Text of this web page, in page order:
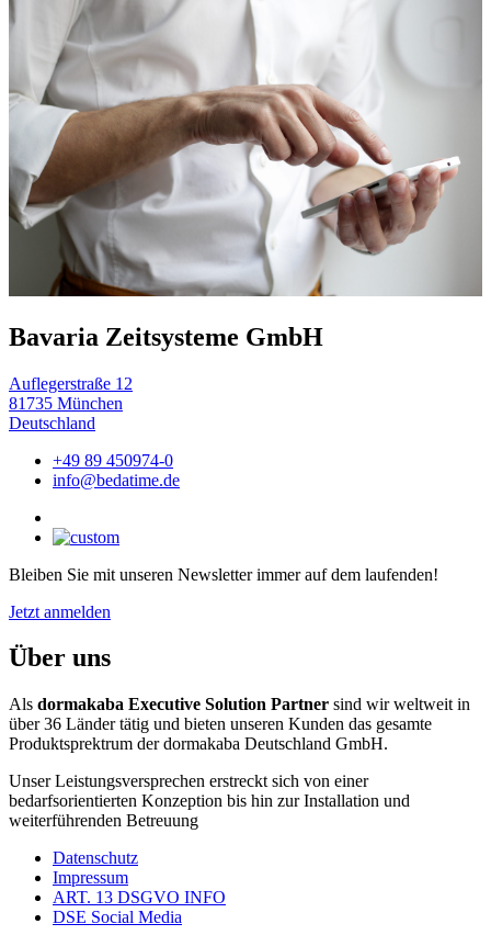
Bavaria Zeitsysteme GmbH
Auflegerstraße 12
81735 München
Deutschland
+49 89 450974-0
info@bedatime.de
Bleiben Sie mit unseren Newsletter immer auf dem laufenden!
Jetzt anmelden
Über uns
Als dormakaba Executive Solution Partner sind wir weltweit in
über 36 Länder tätig und bieten unseren Kunden das gesamte
Produktsprektrum der dormakaba Deutschland GmbH.
Unser Leistungsversprechen erstreckt sich von einer
bedarfsorientierten Konzeption bis hin zur Installation und
weiterführenden Betreuung
Datenschutz
Impressum
ART. 13 DSGVO INFO
DSE Social Media